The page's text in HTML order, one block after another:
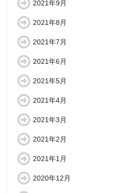
2021年9月
2021年8月
2021年7月
2021年6月
2021年5月
2021年4月
2021年3月
2021年2月
2021年1月
2020年12月